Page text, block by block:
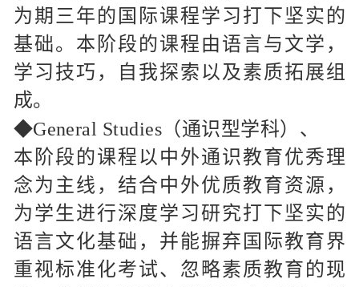
为期三年的国际课程学习打下坚实的
基础。本阶段的课程由语言与文学，
学习技巧，自我探索以及素质拓展组
成。
◆General Studies（通识型学科）、
本阶段的课程以中外通识教育优秀理
念为主线，结合中外优质教育资源，
为学生进行深度学习研究打下坚实的
语言文化基础，并能摒弃国际教育界
重视标准化考试、忽略素质教育的现